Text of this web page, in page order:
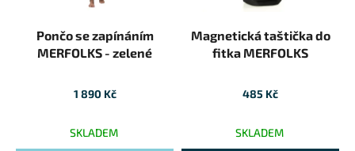
Pončo se zapínáním
MERFOLKS - zelené
1 890 Kč
SKLADEM
Magnetická taštička do
fitka MERFOLKS
485 Kč
SKLADEM